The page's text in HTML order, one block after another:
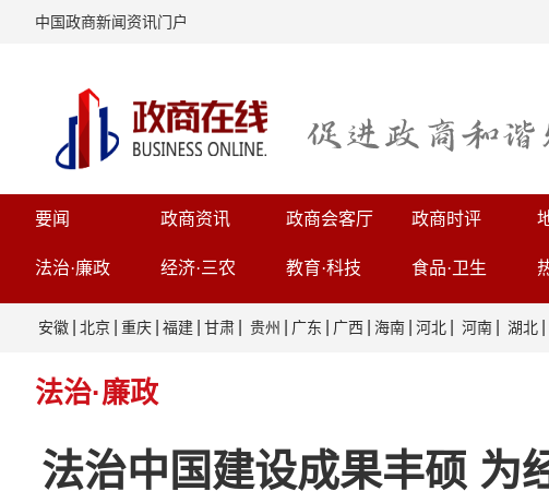
中国政商新闻资讯门户
要闻 政商资讯 政商会客厅 政商时评
法治·廉政 经济·三农 教育·科技 食品·卫生
安徽 北京 重庆 福建 甘肃 贵州 广东 广西 海南 河北 河南 湖北
法治·廉政
法治中国建设成果丰硕 为